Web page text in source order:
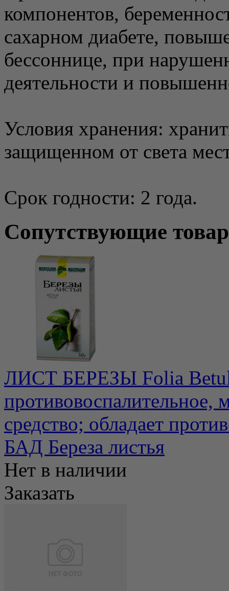
компонентов,
сахарном диабете,
бессоннице, при
деятельности и
Условия хранения:
защищенном от света
Срок годности: 2 года.
Сопутствующие
ЛИСТ БЕРЕЗЫ Folia
противовоспалительное,
средство; обладает
БАД Береза листья
Нет в наличии
Заказать